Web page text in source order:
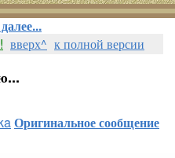
вверх^ к полной версии
Оригинальное сообщение